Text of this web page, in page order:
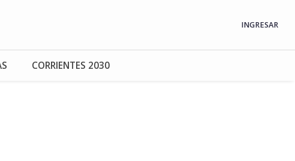
INGRESAR
CORRIENTES 2030